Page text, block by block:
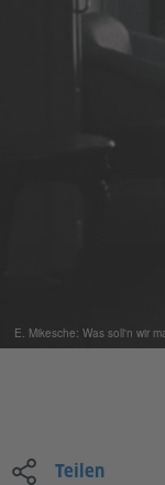
E. Mikesche: Was soll'n wir
Teilen